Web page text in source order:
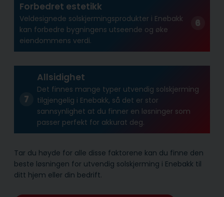
Forbedret estetikk
Veldesignede solskjermingsprodukter i Enebakk
kan forbedre bygningens utseende og øke
eiendommens verdi.
Allsidighet
Det finnes mange typer utvendig solskjerming
tilgjengelig i Enebakk, så det er stor
sannsynlighet at du finner en løsninger som
passer perfekt for akkurat deg.
Tar du høyde for alle disse faktorene kan du finne den
beste løsningen for utvendig solskjerming i Enebakk til
ditt hjem eller din bedrift.